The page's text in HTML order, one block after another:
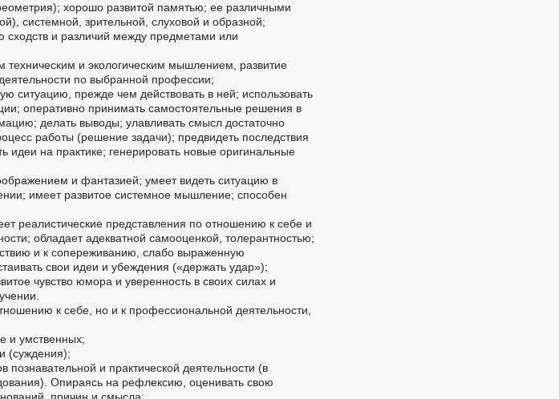
хорошо развитой памятью; ее различными
системной, зрительной, слуховой и образной;
и различий между предметами или
техническим и экологическим мышлением, развитие
по выбранной профессии;
ситуацию, прежде чем действовать в ней; использовать
оперативно принимать самостоятельные решения в
делать выводы; улавливать смысл достаточно
работы (решение задачи); предвидеть последствия
идеи на практике; генерировать новые оригинальные
и фантазией; умеет видеть ситуацию в
имеет развитое системное мышление; способен
реалистические представления по отношению к себе и
обладает адекватной самооценкой, толерантностью;
и к сопереживанию, слабо выраженную
свои идеи и убеждения («держать удар»);
чувство юмора и уверенность в своих силах и
к себе, но и к профессиональной деятельности,
и умственных;
(суждения);
и практической деятельности (в
Опираясь на рефлексию, оценивать свою